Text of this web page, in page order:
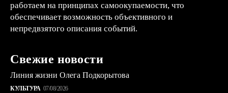
работаем на принципах самоокупаемости, что
обеспечивает возможность объективного и
непредвзятого описания событий.
Свежие новости
Линия жизни Олега Подкорытова
КУЛЬТУРА 07/08/2026